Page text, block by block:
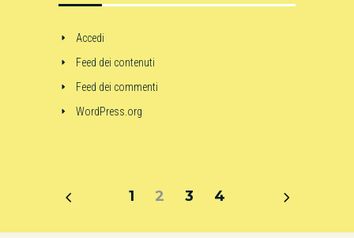
Accedi
Feed dei contenuti
Feed dei commenti
WordPress.org
1 2 3 4